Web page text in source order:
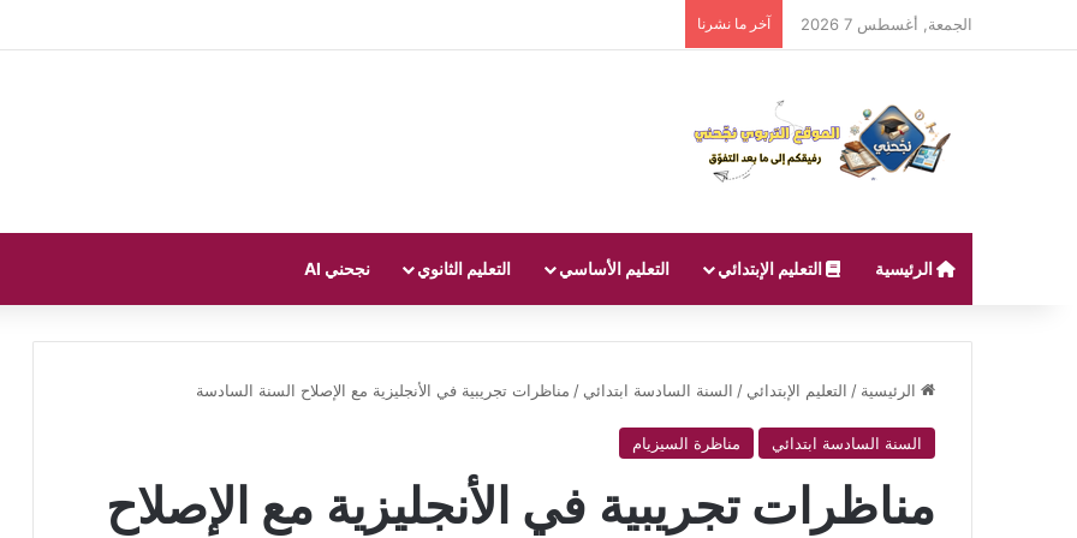
الجمعة, أغسطس 7 2026 آخر ما نشرنا
الرئيسية التعليم الإبتدائي التعليم الأساسي التعليم الثانوي نجحني AI
الرئيسية / التعليم الإبتدائي / السنة السادسة ابتدائي / مناظرات تجريبية في الأنجليزية مع الإصلاح السنة السادسة
السنة السادسة ابتدائي مناظرة السيزيام
مناظرات تجريبية في الأنجليزية مع الإصلاح